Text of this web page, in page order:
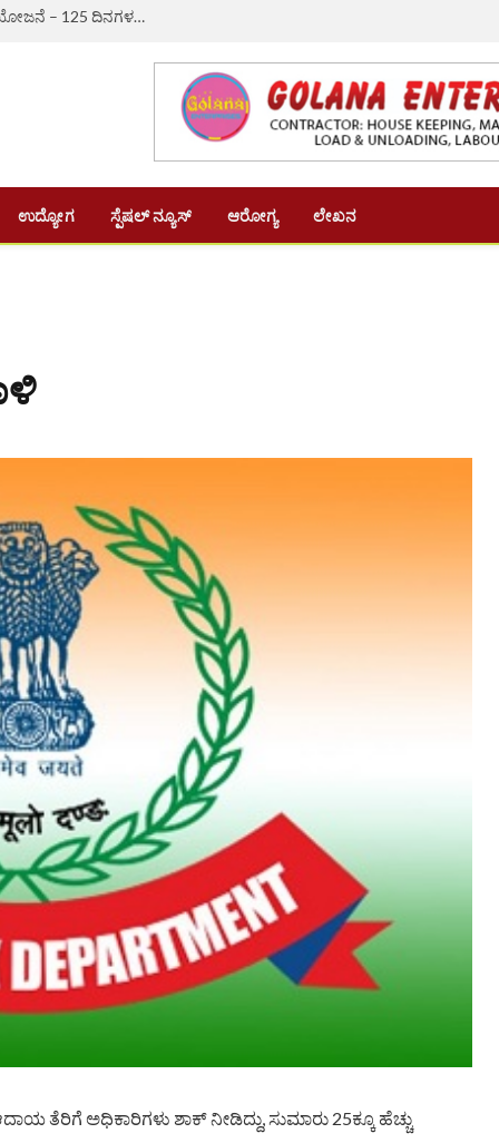
ಔರಾದ್: ಗ್ರಾಮೀಣ ಬದುಕಿಗೆ ಆಸರೆಯಾದ ‘ವಿಬಿ-ಜಿ ರಾಮ್ ಜಿ’ ಯೋಜನೆ – 125 ದಿನಗಳ ಉದ್ಯೋಗ, ದಿನಗೂಲಿ ₹382ಕ್ಕೆ ಏರಿಕೆ
ಉದ್ಯೋಗ ಸ್ಪೆಷಲ್ ನ್ಯೂಸ್ ಆರೋಗ್ಯ ಲೇಖನ
ತೆರಿಗೆ ಅಧಿಕಾರಿಗಳು ಶಾಕ್​ ನೀಡಿದ್ದು, ಸುಮಾರು 25ಕ್ಕೂ ಹೆಚ್ಚು